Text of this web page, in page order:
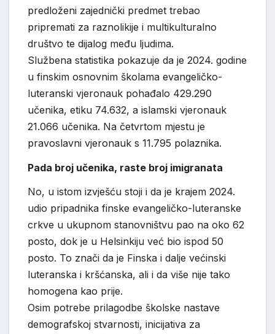
predloženi zajednički predmet trebao
pripremati za raznolikije i multikulturalno
društvo te dijalog među ljudima.
Službena statistika pokazuje da je 2024. godine
u finskim osnovnim školama evangeličko-
luteranski vjeronauk pohađalo 429.290
učenika, etiku 74.632, a islamski vjeronauk
21.066 učenika. Na četvrtom mjestu je
pravoslavni vjeronauk s 11.795 polaznika.
Pada broj učenika, raste broj imigranata
No, u istom izvješću stoji i da je krajem 2024.
udio pripadnika finske evangeličko-luteranske
crkve u ukupnom stanovništvu pao na oko 62
posto, dok je u Helsinkiju već bio ispod 50
posto. To znači da je Finska i dalje većinski
luteranska i kršćanska, ali i da više nije tako
homogena kao prije.
Osim potrebe prilagodbe školske nastave
demografskoj stvarnosti, inicijativa za